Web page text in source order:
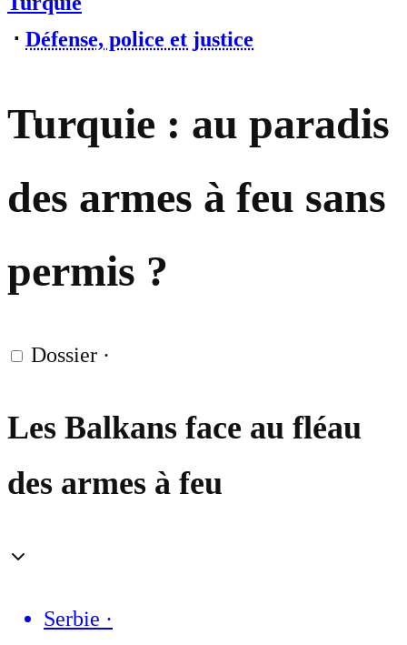
⋅ Défense, police et justice
Turquie : au paradis
des armes à feu sans
permis ?
Dossier ·
Les Balkans face au fléau
des armes à feu
Serbie ·